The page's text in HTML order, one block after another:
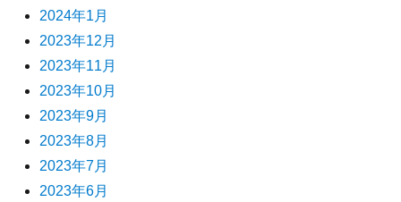
2024年1月
2023年12月
2023年11月
2023年10月
2023年9月
2023年8月
2023年7月
2023年6月